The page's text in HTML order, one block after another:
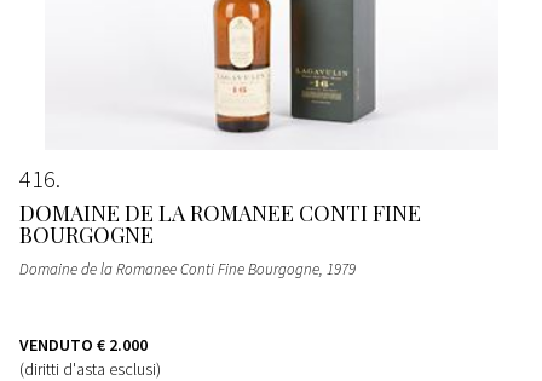
416
DOMAINE DE LA ROMANEE CONTI FINE
BOURGOGNE
Domaine de la Romanee Conti Fine Bourgogne, 1979
VENDUTO € 2.000
(diritti d'asta esclusi)